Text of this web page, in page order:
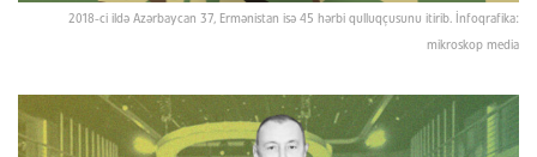
2018-ci ildə Azərbaycan 37, Ermənistan isə 45 hərbi qulluqçusunu itirib. İnfoqrafika:
mikroskop media